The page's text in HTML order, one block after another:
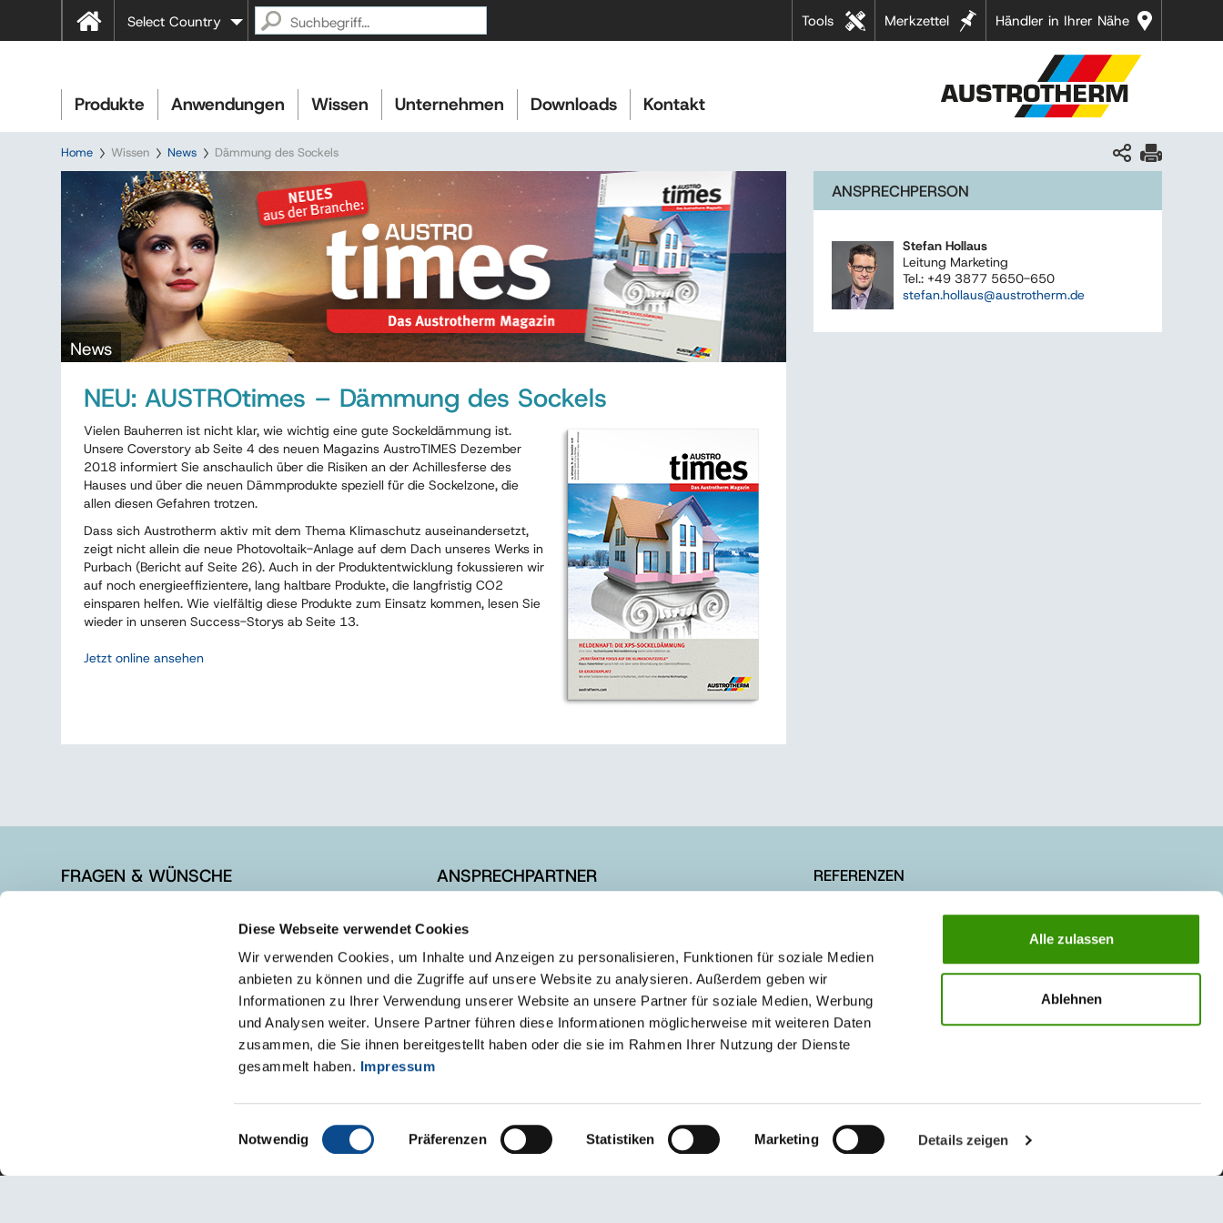
Diese Webseite verwendet Cookies
Wir verwenden Cookies, um Inhalte und Anzeigen zu personalisieren, Funktionen für soziale Medien
anbieten zu können und die Zugriffe auf unsere Website zu analysieren. Außerdem geben wir
Informationen zu Ihrer Verwendung unserer Website an unsere Partner für soziale Medien, Werbung
und Analysen weiter. Unsere Partner führen diese Informationen möglicherweise mit weiteren Daten
zusammen, die Sie ihnen bereitgestellt haben oder die sie im Rahmen Ihrer Nutzung der Dienste
gesammelt haben. Impressum
Einwilligungsauswahl
Notwendig Präferenzen Statistiken Marketing Details zeigen
Alle zulassen
Ablehnen
Händler in Ihrer Nähe
Merkzettel
Tools
Select Country
Produkte Anwendungen Wissen Unternehmen Downloads Kontakt
Home Wissen News Dämmung des Sockels
News
NEU: AUSTROtimes – Dämmung des Sockels
Vielen Bauherren ist nicht klar, wie wichtig eine gute Sockeldämmung ist.
Unsere Coverstory ab Seite 4 des neuen Magazins AustroTIMES Dezember
2018 informiert Sie anschaulich über die Risiken an der Achillesferse des
Hauses und über die neuen Dämmprodukte speziell für die Sockelzone, die
allen diesen Gefahren trotzen.
Dass sich Austrotherm aktiv mit dem Thema Klimaschutz auseinandersetzt,
zeigt nicht allein die neue Photovoltaik-Anlage auf dem Dach unseres Werks in
Purbach (Bericht auf Seite 26). Auch in der Produktentwicklung fokussieren wir
auf noch energieeffizientere, lang haltbare Produkte, die langfristig CO2
einsparen helfen. Wie vielfältig diese Produkte zum Einsatz kommen, lesen Sie
wieder in unseren Success-Storys ab Seite 13.
Jetzt online ansehen
ANSPRECHPERSON
Stefan Hollaus
Leitung Marketing
Tel.: +49 3877 5650-650
stefan.hollaus@austrotherm.de
FRAGEN & WÜNSCHE ANSPRECHPARTNER
REFERENZEN
PRESSE
HSchG-Meldekanal Barrierefreiheitserklärung